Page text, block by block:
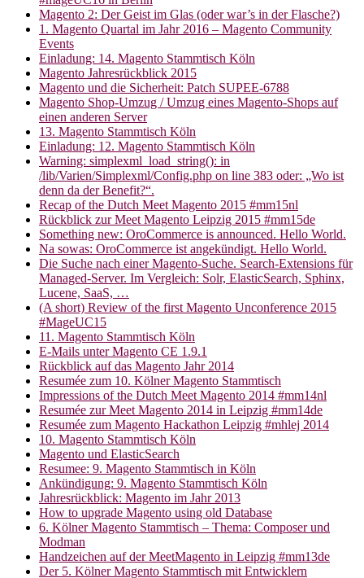
Magento 2: Der Geist im Glas (oder war’s in der Flasche?)
1. Magento Quartal im Jahr 2016 – Magento Community
Events
Einladung: 14. Magento Stammtisch Köln
Magento Jahresrückblick 2015
Magento und die Sicherheit: Patch SUPEE-6788
Magento Shop-Umzug / Umzug eines Magento-Shops auf
einen anderen Server
13. Magento Stammtisch Köln
Einladung: 12. Magento Stammtisch Köln
Warning: simplexml_load_string(): in
/lib/Varien/Simplexml/Config.php on line 383 oder: „Wo ist
denn da der Benefit?“.
Recap of the Dutch Meet Magento 2015 #mm15nl
Rückblick zur Meet Magento Leipzig 2015 #mm15de
Something new: OroCommerce is announced. Hello World.
Na sowas: OroCommerce ist angekündigt. Hello World.
Die Suche nach einer Magento-Suche. Search-Extensions für
Managed-Server. Im Vergleich: Solr, ElasticSearch, Sphinx,
Lucene, SaaS, …
(A short) Review of the first Magento Unconference 2015
#MageUC15
11. Magento Stammtisch Köln
E-Mails unter Magento CE 1.9.1
Rückblick auf das Magento Jahr 2014
Resumée zum 10. Kölner Magento Stammtisch
Impressions of the Dutch Meet Magento 2014 #mm14nl
Resumée zur Meet Magento 2014 in Leipzig #mm14de
Resumée zum Magento Hackathon Leipzig #mhlej 2014
10. Magento Stammtisch Köln
Magento und ElasticSearch
Resumee: 9. Magento Stammtisch in Köln
Ankündigung: 9. Magento Stammtisch Köln
Jahresrückblick: Magento im Jahr 2013
How to upgrade Magento using old Database
6. Kölner Magento Stammtisch – Thema: Composer und
Modman
Handzeichen auf der MeetMagento in Leipzig #mm13de
Der 5. Kölner Magento Stammtisch mit Entwicklern